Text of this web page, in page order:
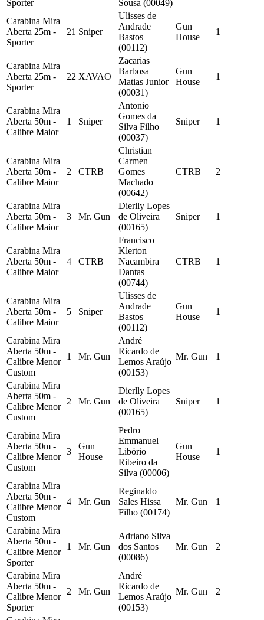
Sporter
Sousa (00049)
Carabina Mira
Aberta 25m -
Sporter
21 Sniper
Ulisses de
Andrade
Bastos
(00112)
Gun
House
1
Carabina Mira
Aberta 25m -
Sporter
22 XAVAO
Zacarias
Barbosa
Matias Junior
(00031)
Gun
House
1
Carabina Mira
Aberta 50m -
Calibre Maior
1 Sniper
Antonio
Gomes da
Silva Filho
(00037)
Sniper 1
Carabina Mira
Aberta 50m -
Calibre Maior
2 CTRB
Christian
Carmen
Gomes
Machado
(00642)
CTRB 2
Carabina Mira
Aberta 50m -
Calibre Maior
3 Mr. Gun
Dierlly Lopes
de Oliveira
(00165)
Sniper 1
Carabina Mira
Aberta 50m -
Calibre Maior
4 CTRB
Francisco
Klerton
Nacambira
Dantas
(00744)
CTRB 1
Carabina Mira
Aberta 50m -
Calibre Maior
5 Sniper
Ulisses de
Andrade
Bastos
(00112)
Gun
House
1
Carabina Mira
Aberta 50m -
Calibre Menor
Custom
1 Mr. Gun
André
Ricardo de
Lemos Araújo
(00153)
Mr. Gun 1
Carabina Mira
Aberta 50m -
Calibre Menor
Custom
2 Mr. Gun
Dierlly Lopes
de Oliveira
(00165)
Sniper 1
Carabina Mira
Aberta 50m -
Calibre Menor
Custom
3
Gun
House
Pedro
Emmanuel
Libório
Ribeiro da
Silva (00006)
Gun
House
1
Carabina Mira
Aberta 50m -
Calibre Menor
Custom
4 Mr. Gun
Reginaldo
Sales Hissa
Filho (00174)
Mr. Gun 1
Carabina Mira
Aberta 50m -
Calibre Menor
Sporter
1 Mr. Gun
Adriano Silva
dos Santos
(00086)
Mr. Gun 2
Carabina Mira
Aberta 50m -
Calibre Menor
Sporter
2 Mr. Gun
André
Ricardo de
Lemos Araújo
(00153)
Mr. Gun 2